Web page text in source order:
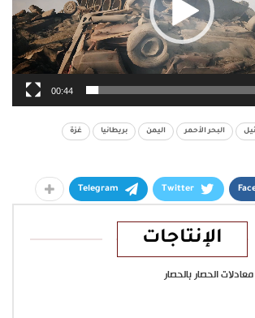
00:44
البحر الأحمر اليمن بريطانيا غزة
Twitter
Telegram
الإنتاجات
معادلات الحصار بالحصار